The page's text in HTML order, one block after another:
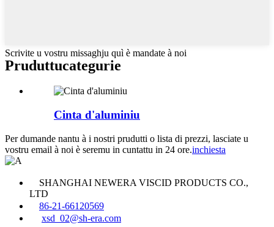
Scrivite u vostru missaghju quì è mandate à noi
Pruduttucategurie
Cinta d'aluminiu
Per dumande nantu à i nostri prudutti o lista di prezzi, lasciate u
vostru email à noi è seremu in cuntattu in 24 ore.inchiesta
SHANGHAI NEWERA VISCID PRODUCTS CO.,
LTD
86-21-66120569
xsd_02@sh-era.com